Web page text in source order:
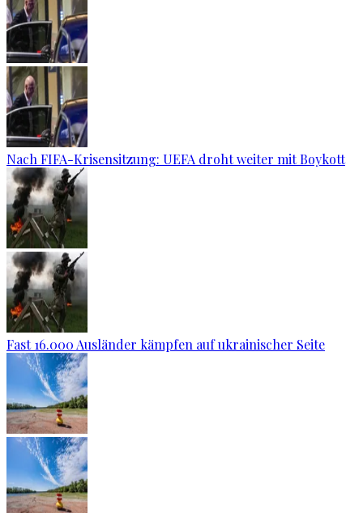
Nach FIFA-Krisensitzung: UEFA droht weiter mit Boykott
Fast 16.000 Ausländer kämpfen auf ukrainischer Seite